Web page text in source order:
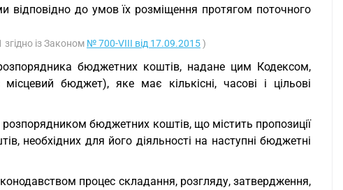
до умов їх розміщення протягом поточного
із Законом № 700-VIII від 17.09.2015)
бюджетних коштів, надане цим Кодексом,
бюджет), яке має кількісні, часові і цільові
бюджетних коштів, що містить пропозиції
необхідних для його діяльності на наступні бюджетні
процес складання, розгляду, затвердження,